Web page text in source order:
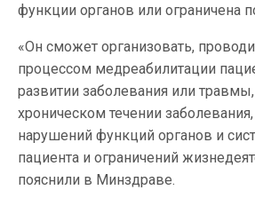
функции органов или ограничена
«Он сможет организовать,
процессом медреабилитации
развитии заболевания или
хроническом течении
нарушений функций органов и
пациента и ограничений
пояснили в Минздраве.